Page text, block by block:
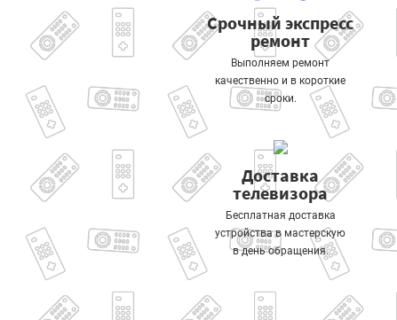
Срочный экспресс
ремонт
Выполняем ремонт
качественно и в короткие
сроки.
Доставка
телевизора
Бесплатная доставка
устройства в мастерскую
в день обращения.